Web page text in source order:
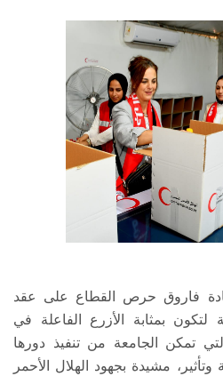
فاروق حرص القطاع على عقد
لتكون بمثابة الأزرع الفاعلة في
تمكن الجامعة من تنفيذ دورها
مشيدة بجهود الهلال الأحمر